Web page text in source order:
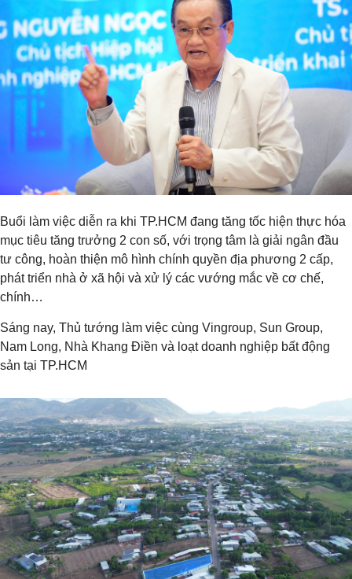
Buổi làm việc diễn ra khi TP.HCM đang tăng tốc hiện thực hóa
mục tiêu tăng trưởng 2 con số, với trọng tâm là giải ngân đầu
tư công, hoàn thiện mô hình chính quyền địa phương 2 cấp,
phát triển nhà ở xã hội và xử lý các vướng mắc về cơ chế,
chính…
Sáng nay, Thủ tướng làm việc cùng Vingroup, Sun Group,
Nam Long, Nhà Khang Điền và loạt doanh nghiệp bất động
sản tại TP.HCM